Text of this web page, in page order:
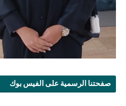
صفحتنا الرسمية على الفيس بوك